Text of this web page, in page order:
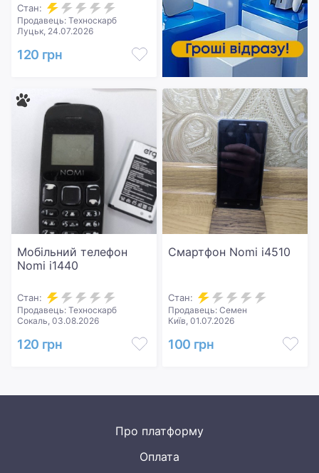
Стан:
Продавець: Техноскарб
Луцьк, 24.07.2026
120 грн
Мобільний телефон
Nomi i1440
Стан:
Продавець: Техноскарб
Сокаль, 03.08.2026
120 грн
Смартфон Nomi i4510
Стан:
Продавець: Семен
Київ, 01.07.2026
100 грн
Про платформу
Оплата